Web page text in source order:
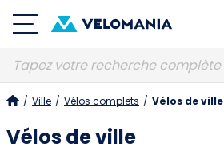
Connexion
E-MAIL
/ Ville / Vélos complets / Vélos de ville
Vélos de ville